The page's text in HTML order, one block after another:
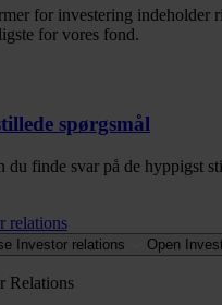
for investering indeholder
for vores fond.
spørgsmål
du finde svar på de hyppigst
relations
Investor relations Open
Relations